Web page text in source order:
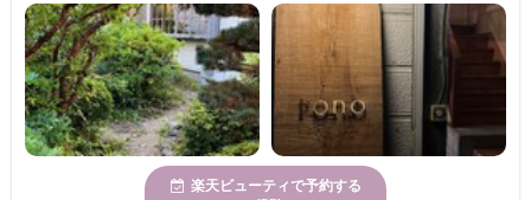
楽天ビューティで予約する